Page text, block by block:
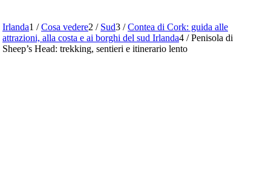
Irlanda1 / Cosa vedere2 / Sud3 / Contea di Cork: guida alle
attrazioni, alla costa e ai borghi del sud Irlanda4 / Penisola di
Sheep’s Head: trekking, sentieri e itinerario lento